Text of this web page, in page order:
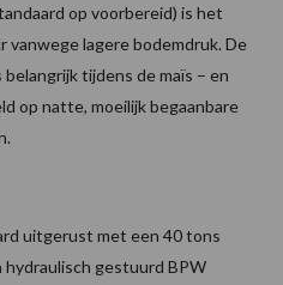
op voorbereid) is het
lagere bodemdruk. De
tijdens de maïs – en
op natte, moeilijk begaanbare
uitgerust met een 40 tons
gestuurd BPW